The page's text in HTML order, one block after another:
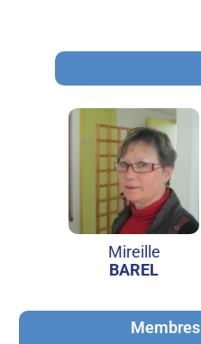
Mireille
BAREL
Membres